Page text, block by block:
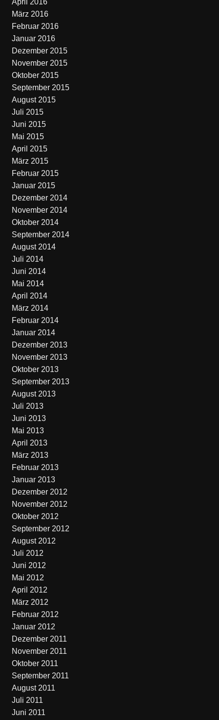
April 2016
März 2016
Februar 2016
Januar 2016
Dezember 2015
November 2015
Oktober 2015
September 2015
August 2015
Juli 2015
Juni 2015
Mai 2015
April 2015
März 2015
Februar 2015
Januar 2015
Dezember 2014
November 2014
Oktober 2014
September 2014
August 2014
Juli 2014
Juni 2014
Mai 2014
April 2014
März 2014
Februar 2014
Januar 2014
Dezember 2013
November 2013
Oktober 2013
September 2013
August 2013
Juli 2013
Juni 2013
Mai 2013
April 2013
März 2013
Februar 2013
Januar 2013
Dezember 2012
November 2012
Oktober 2012
September 2012
August 2012
Juli 2012
Juni 2012
Mai 2012
April 2012
März 2012
Februar 2012
Januar 2012
Dezember 2011
November 2011
Oktober 2011
September 2011
August 2011
Juli 2011
Juni 2011